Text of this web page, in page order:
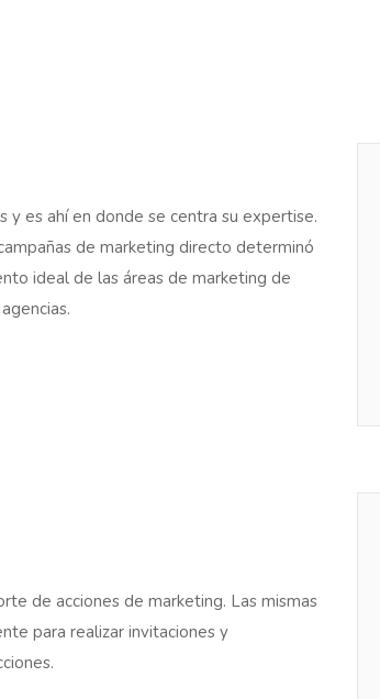
y es ahí en donde se centra su expertise.
de marketing directo determinó
ideal de las áreas de marketing de
de acciones de marketing. Las mismas
para realizar invitaciones y